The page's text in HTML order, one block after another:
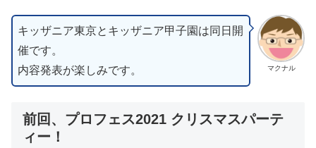
マクナル
キッザニア東京とキッザニア甲子園は同日開
催です。
内容発表が楽しみです。
前回、プロフェス2021 クリスマスパーテ
ィー！